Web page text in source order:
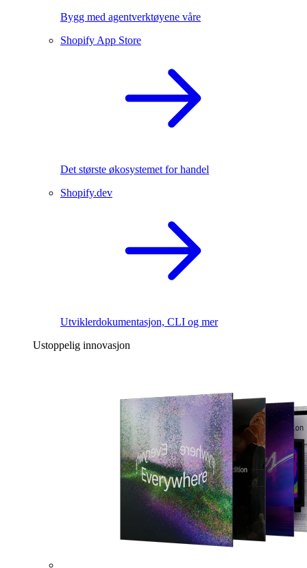
Bygg med agentverktøyene våre
Shopify App Store
Det største økosystemet for handel
Shopify.dev
Utviklerdokumentasjon, CLI og mer
Ustoppelig innovasjon